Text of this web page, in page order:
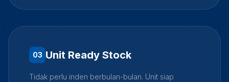
03 Unit Ready Stock
Tidak perlu inden berbulan-bulan. Unit siap